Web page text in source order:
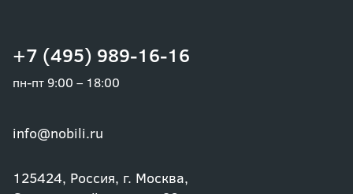
+7 (495) 989-16-16
пн-пт 9:00 – 18:00
info@nobili.ru
125424, Россия, г. Москва,